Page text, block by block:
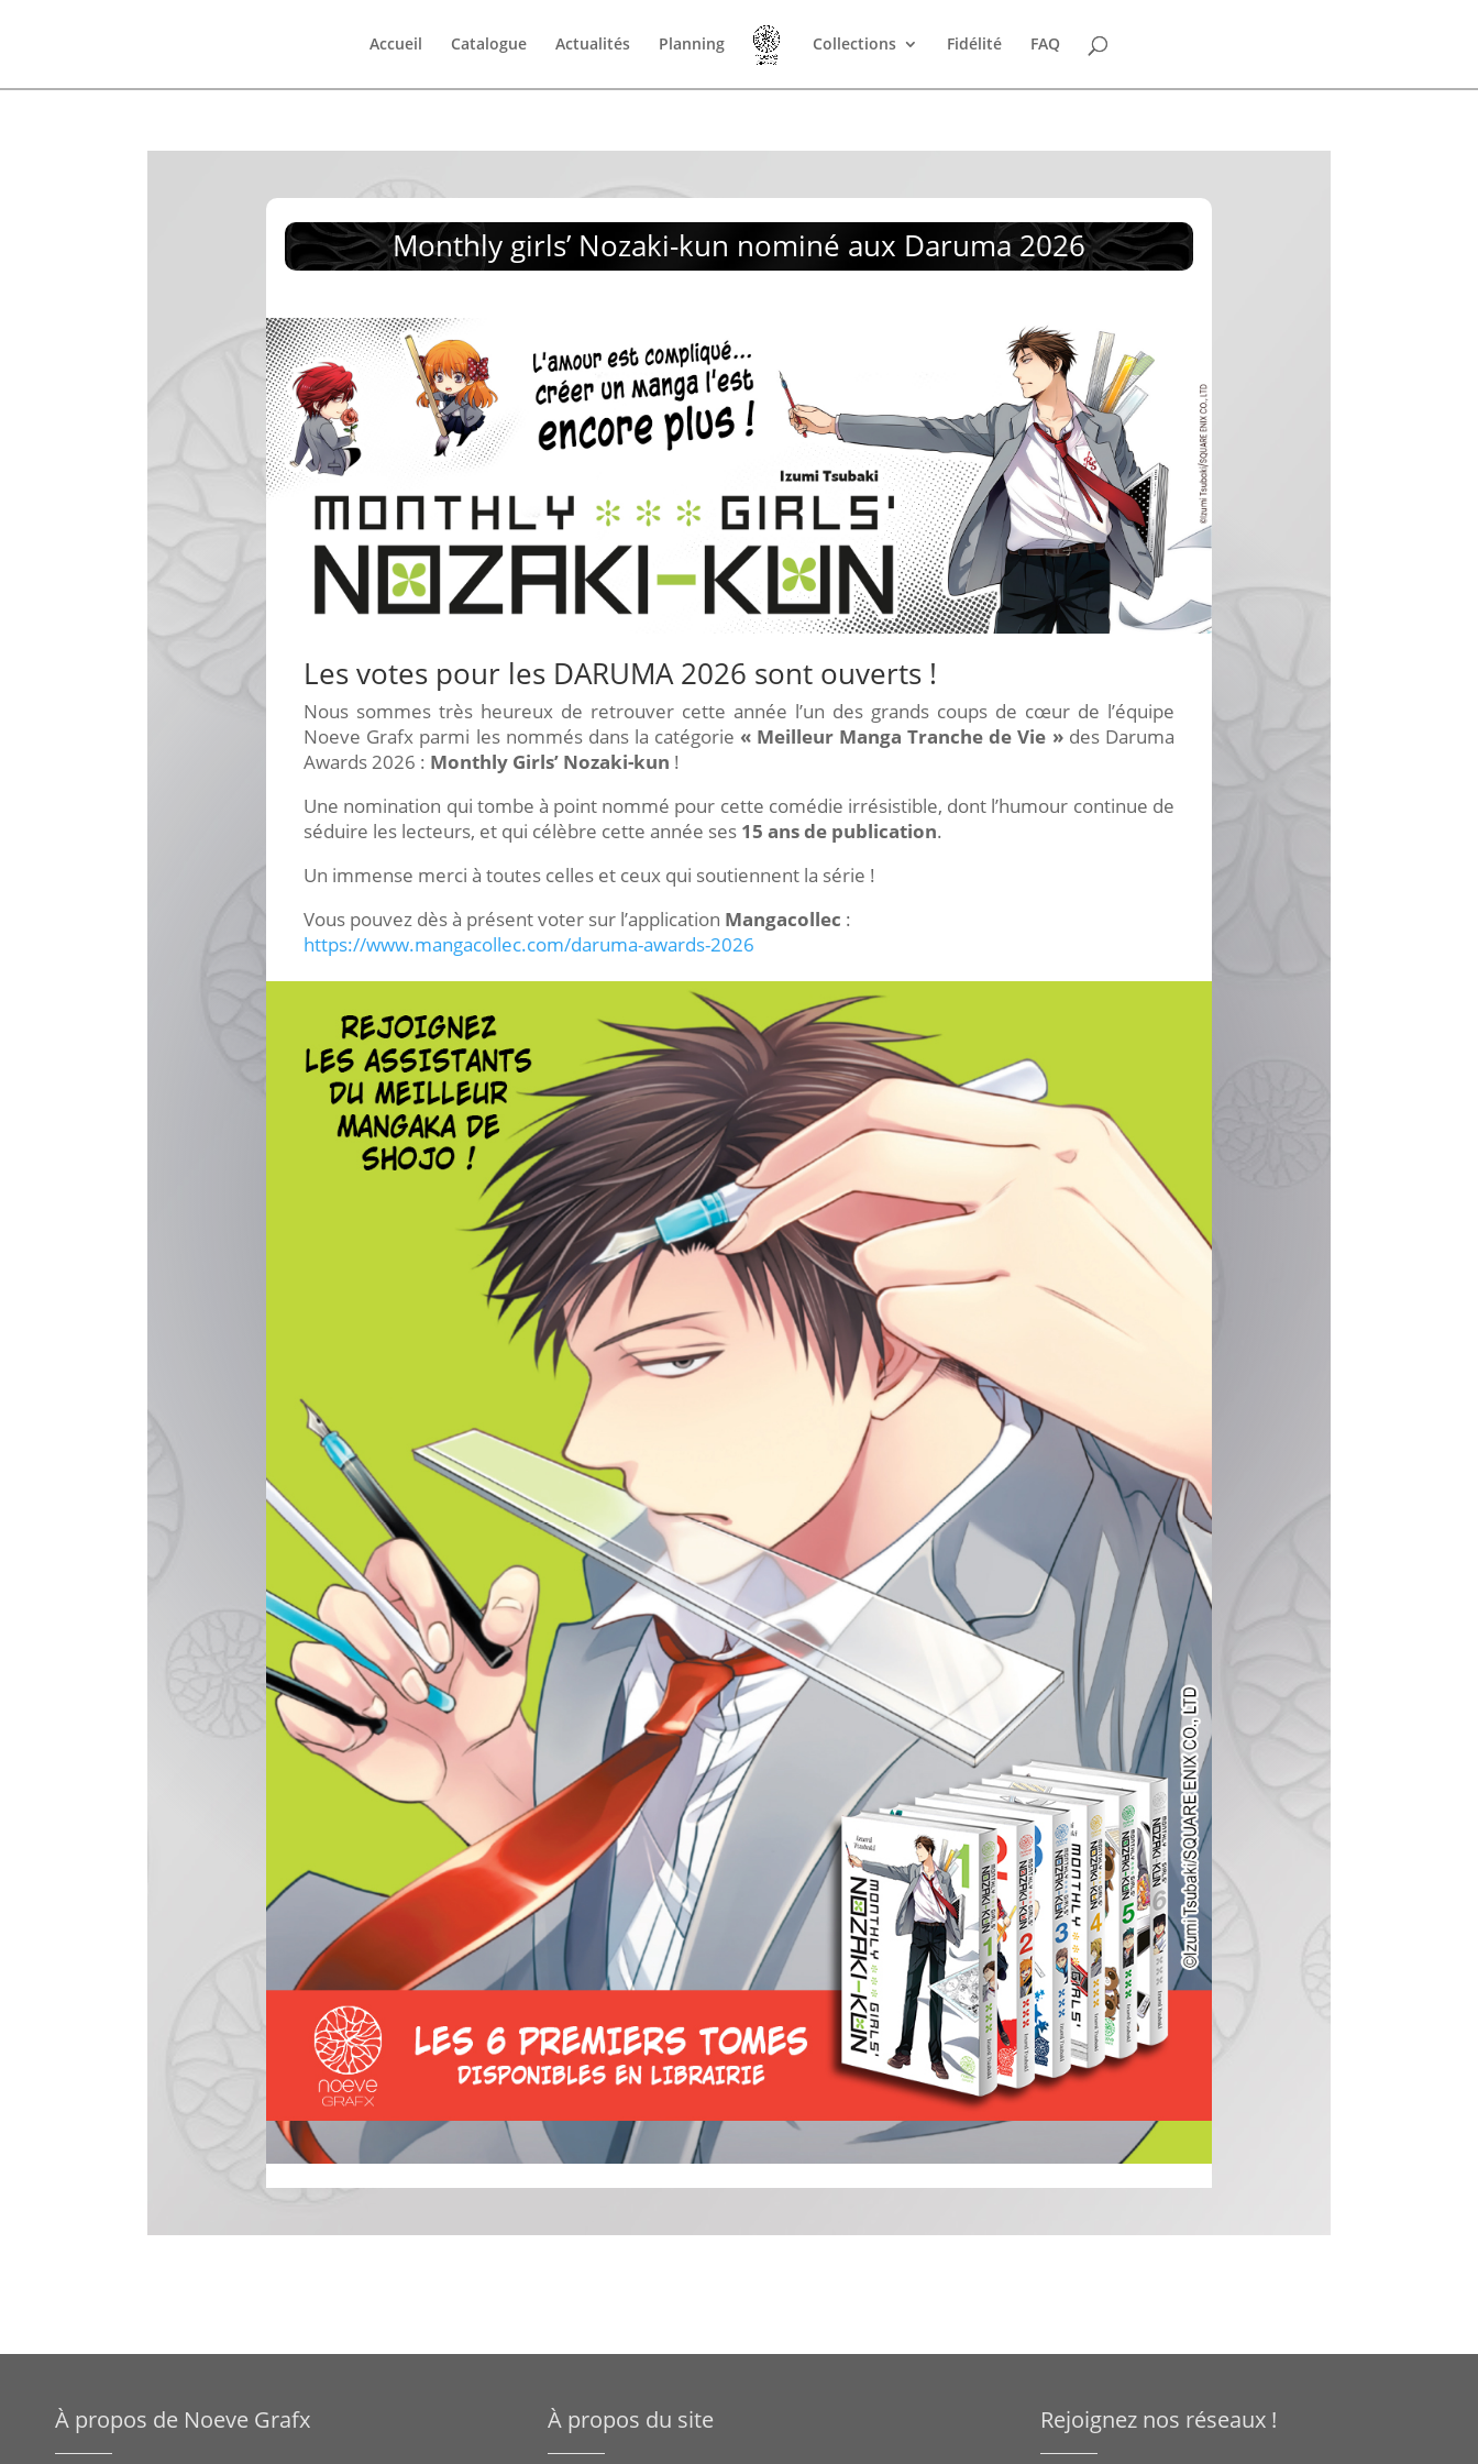
Accueil Catalogue Actualités Planning Collections Fidélité FAQ
Monthly girls’ Nozaki-kun nominé aux Daruma 2026
Les votes pour les DARUMA 2026 sont ouverts !
Nous sommes très heureux de retrouver cette année l’un des grands coups de cœur de l’équipe
Noeve Grafx parmi les nommés dans la catégorie « Meilleur Manga Tranche de Vie »des Daruma
Awards 2026 : Monthly Girls’ Nozaki-kun !
Une nomination qui tombe à point nommé pour cette comédie irrésistible, dont l’humour continue de
séduire les lecteurs, et qui célèbre cette année ses 15 ans de publication.
Un immense merci à toutes celles et ceux qui soutiennent la série !
Vous pouvez dès à présent voter sur l’application Mangacollec :
https://www.mangacollec.com/daruma-awards-2026
À propos de Noeve Grafx À propos du site Rejoignez nos réseaux !